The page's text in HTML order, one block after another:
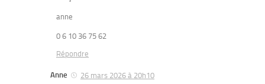
anne
0 6 10 36 75 62
Répondre
Anne
26 mars 2026 à 20h10